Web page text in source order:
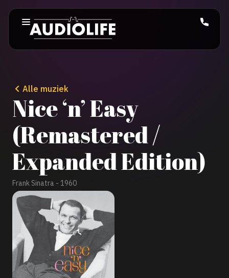
Alle muziek
Nice ‘n’ Easy
(Remastered /
Expanded Edition)
Frank Sinatra - 1960